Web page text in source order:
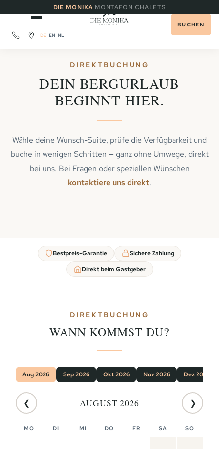
DIE MONIKA·MONTAFON CHALETS
DE EN NL
BUCHEN
DIREKTBUCHUNG
DEIN BERGURLAUB
BEGINNT HIER.
Wähle deine Wunsch-Suite, prüfe die Verfügbarkeit und
buche in wenigen Schritten — ganz ohne Umwege, direkt
bei uns. Bei Fragen oder speziellen Wünschen
kontaktiere uns direkt.
Bestpreis-Garantie
Sichere Zahlung
Direkt beim Gastgeber
DIREKTBUCHUNG
WANN KOMMST DU?
Aug 2026 Sep 2026 Okt 2026 Nov 2026 Dez 2026
❮ AUGUST 2026 ❯
MO DI MI DO FR SA SO